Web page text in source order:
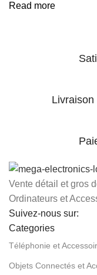
Read more
Vente détail et gros
Ordinateurs et
Suivez-nous sur:
Categories
Téléphonie et
Objets Connectés et